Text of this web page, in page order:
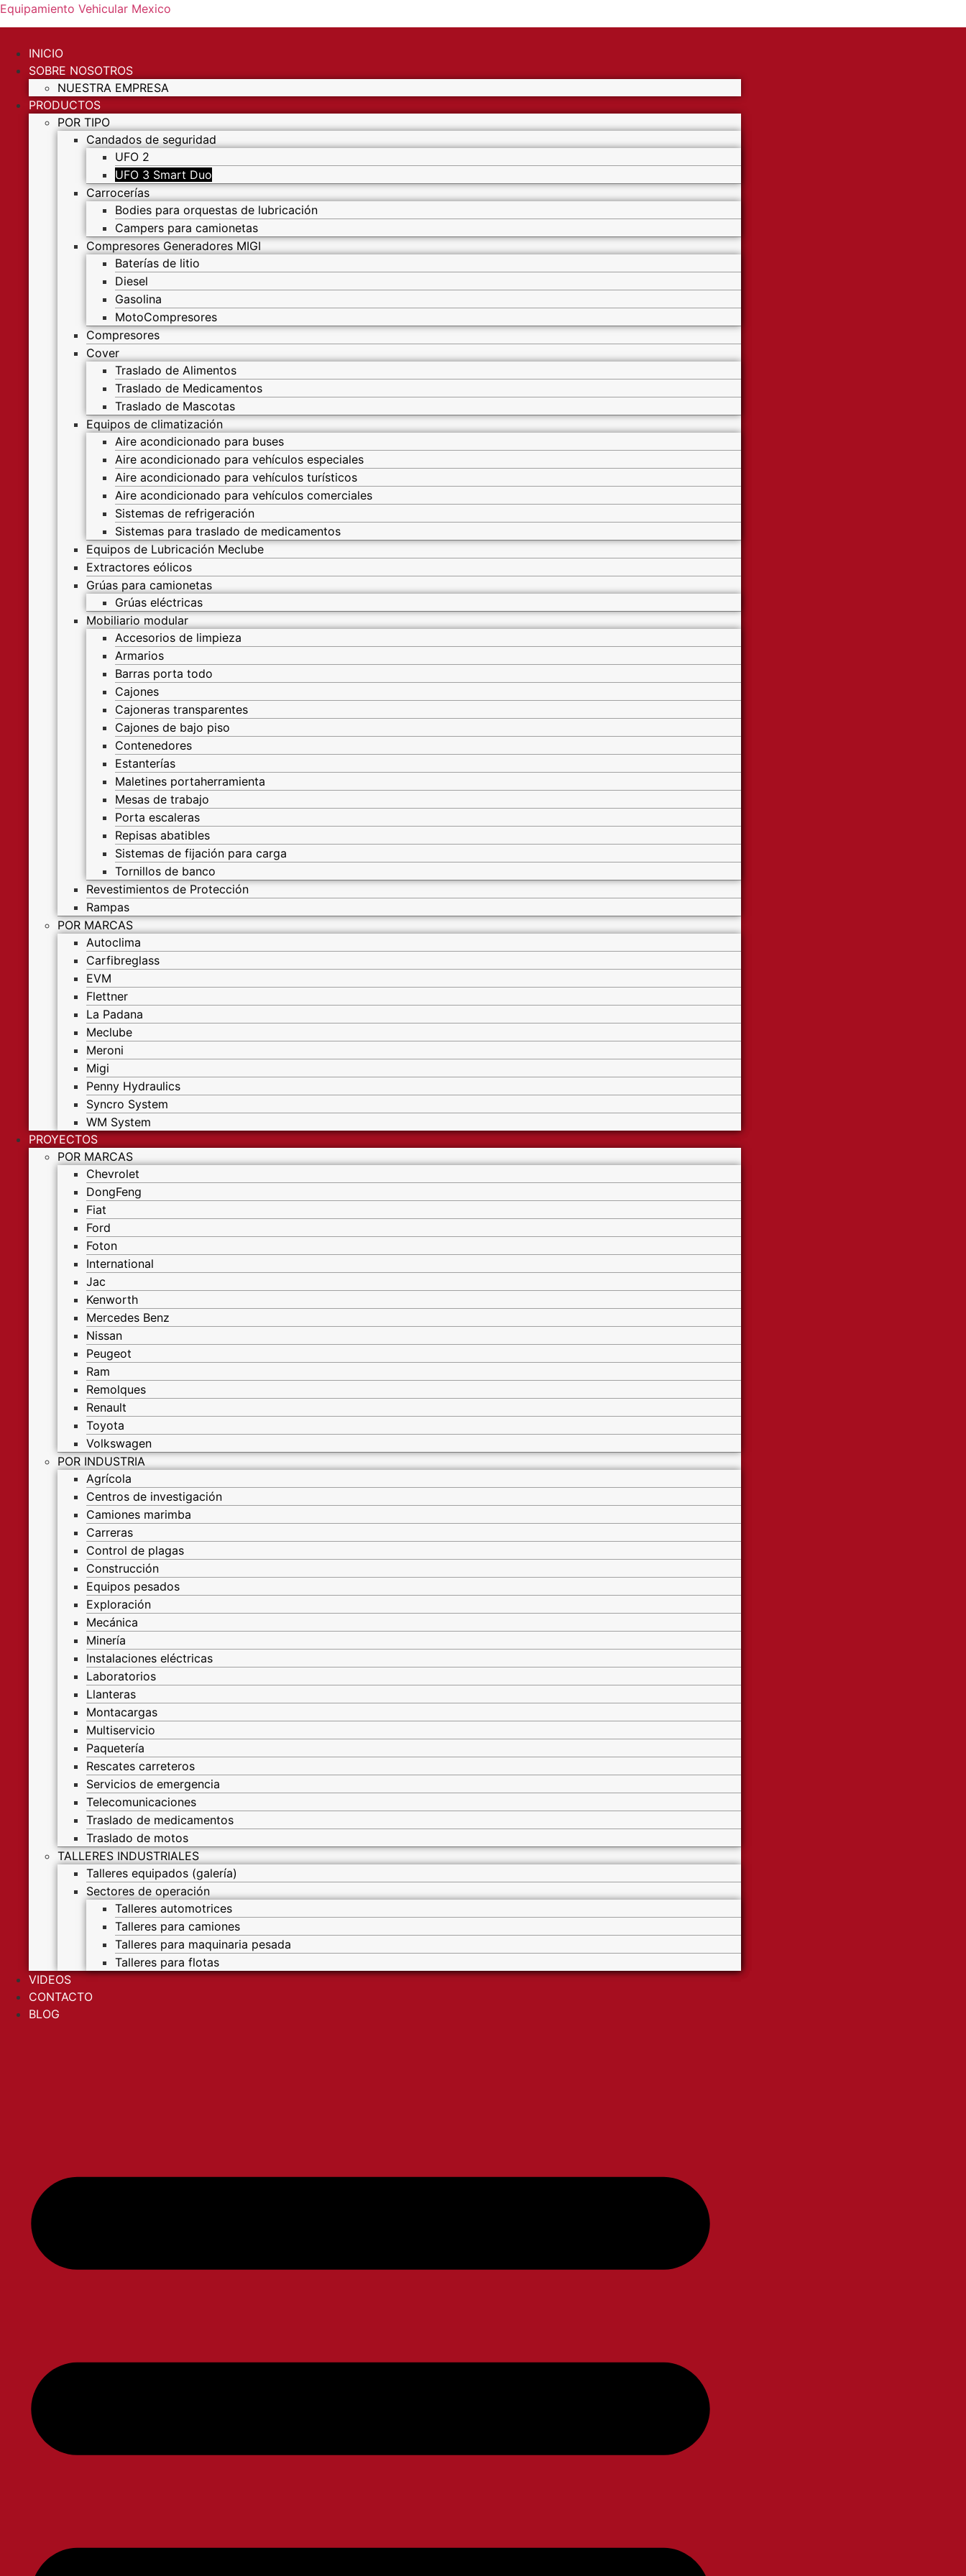
Equipamiento Vehicular Mexico
INICIO
SOBRE NOSOTROS
NUESTRA EMPRESA
PRODUCTOS
POR TIPO
Candados de seguridad
UFO 2
UFO 3 Smart Duo
Carrocerías
Bodies para orquestas de lubricación
Campers para camionetas
Compresores Generadores MIGI
Baterías de litio
Diesel
Gasolina
MotoCompresores
Compresores
Cover
Traslado de Alimentos
Traslado de Medicamentos
Traslado de Mascotas
Equipos de climatización
Aire acondicionado para buses
Aire acondicionado para vehículos especiales
Aire acondicionado para vehículos turísticos
Aire acondicionado para vehículos comerciales
Sistemas de refrigeración
Sistemas para traslado de medicamentos
Equipos de Lubricación Meclube
Extractores eólicos
Grúas para camionetas
Grúas eléctricas
Mobiliario modular
Accesorios de limpieza
Armarios
Barras porta todo
Cajones
Cajoneras transparentes
Cajones de bajo piso
Contenedores
Estanterías
Maletines portaherramienta
Mesas de trabajo
Porta escaleras
Repisas abatibles
Sistemas de fijación para carga
Tornillos de banco
Revestimientos de Protección
Rampas
POR MARCAS
Autoclima
Carfibreglass
EVM
Flettner
La Padana
Meclube
Meroni
Migi
Penny Hydraulics
Syncro System
WM System
PROYECTOS
POR MARCAS
Chevrolet
DongFeng
Fiat
Ford
Foton
International
Jac
Kenworth
Mercedes Benz
Nissan
Peugeot
Ram
Remolques
Renault
Toyota
Volkswagen
POR INDUSTRIA
Agrícola
Centros de investigación
Camiones marimba
Carreras
Control de plagas
Construcción
Equipos pesados
Exploración
Mecánica
Minería
Instalaciones eléctricas
Laboratorios
Llanteras
Montacargas
Multiservicio
Paquetería
Rescates carreteros
Servicios de emergencia
Telecomunicaciones
Traslado de medicamentos
Traslado de motos
TALLERES INDUSTRIALES
Talleres equipados (galería)
Sectores de operación
Talleres automotrices
Talleres para camiones
Talleres para maquinaria pesada
Talleres para flotas
VIDEOS
CONTACTO
BLOG